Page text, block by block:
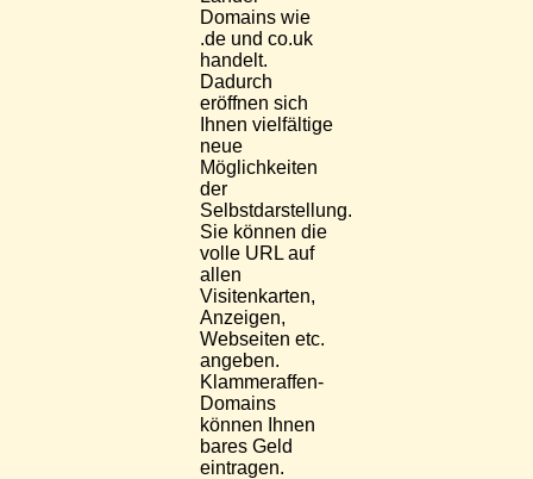
Domains wie
.de und co.uk
handelt.
Dadurch
eröffnen sich
Ihnen vielfältige
neue
Möglichkeiten
der
Selbstdarstellung.
Sie können die
volle URL auf
allen
Visitenkarten,
Anzeigen,
Webseiten etc.
angeben.
Klammeraffen-
Domains
können Ihnen
bares Geld
eintragen.